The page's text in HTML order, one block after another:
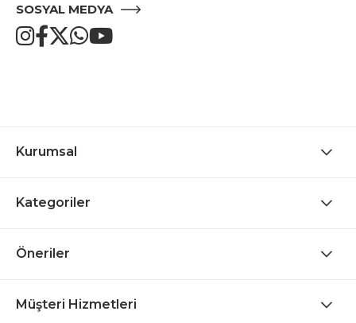
SOSYAL MEDYA
Kurumsal
Kategoriler
Öneriler
Müşteri Hizmetleri